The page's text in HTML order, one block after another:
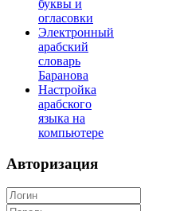
буквы и
огласовки
Электронный
арабский
словарь
Баранова
Настройка
арабского
языка на
компьютере
Авторизация